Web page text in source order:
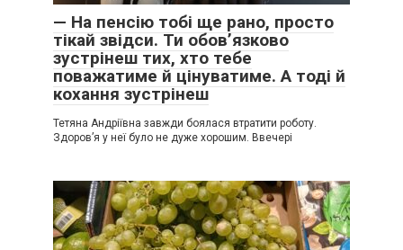
— На пенсію тобі ще рано, просто
тікай звідси. Ти обов’язково
зустрінеш тих, хто тебе
поважатиме й цінуватиме. А тоді й
кохання зустрінеш
Тетяна Андріївна завжди боялася втратити роботу.
Здоров’я у неї було не дуже хорошим. Ввечері